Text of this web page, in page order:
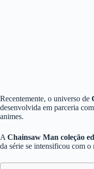
Recentemente, o universo de
desenvolvida em parceria
animes.
A Chainsaw Man coleção
da série se intensificou com o